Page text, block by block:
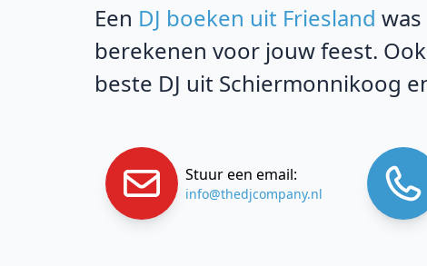
Een DJ boeken uit Friesland
berekenen voor jouw feest.
beste DJ uit Schiermonnikoog
Stuur een email:
info@thedjcompany.nl